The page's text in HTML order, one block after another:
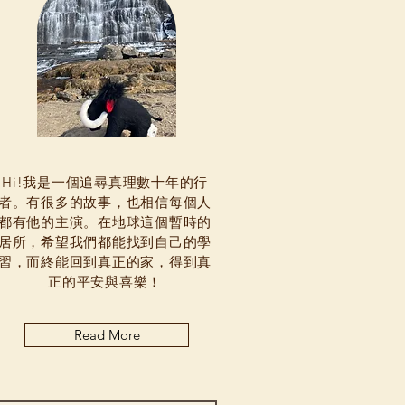
Hi!我是一個追尋真理數十年的行
。有很多的故事，也相信每個人
有他的主演。在地球這個暫時的
居所，希望我們都能找到自己的學
習，而終能回到真正的家，得到真
正的平安與喜樂！
Read More